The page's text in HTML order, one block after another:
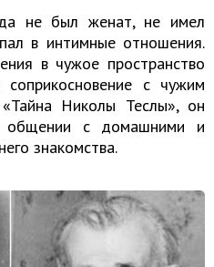
не был женат, не имел
в интимные отношения.
в чужое пространство
с чужим
Николы Теслы», он
общении с домашними и
знакомства.